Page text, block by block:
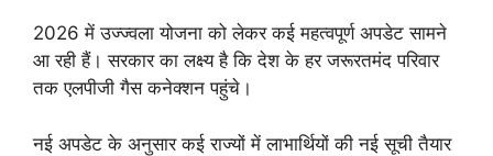
2026 में उज्ज्वला योजना को लेकर कई महत्वपूर्ण अपडेट सामने
आ रही हैं। सरकार का लक्ष्य है कि देश के हर जरूरतमंद परिवार
तक एलपीजी गैस कनेक्शन पहुंचे।
नई अपडेट के अनुसार कई राज्यों में लाभार्थियों की नई सूची तैयार